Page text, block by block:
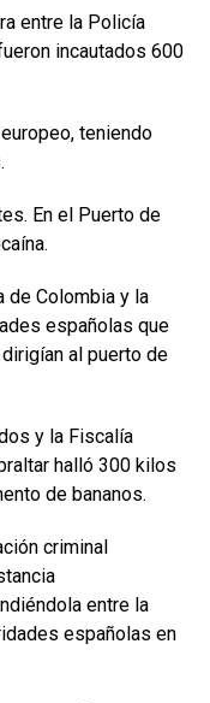
entre la Policía
incautados 600
teniendo
En el Puerto de
de Colombia y la
españolas que
al puerto de
y la Fiscalía
halló 300 kilos
de bananos.
criminal
entre la
españolas en